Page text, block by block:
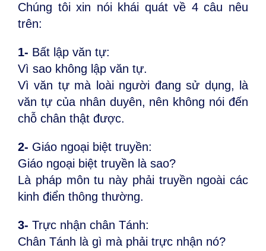
Chúng tôi xin nói khái quát về 4 câu nêu
trên:
1- Bất lập văn tự:
Vì sao không lập văn tự.
Vì văn tự mà loài người đang sử dụng, là
văn tự của nhân duyên, nên không nói đến
chỗ chân thật được.
2- Giáo ngoại biệt truyền:
Giáo ngoại biệt truyền là sao?
Là pháp môn tu này phải truyền ngoài các
kinh điển thông thường.
3- Trực nhận chân Tánh:
Chân Tánh là gì mà phải trực nhận nó?